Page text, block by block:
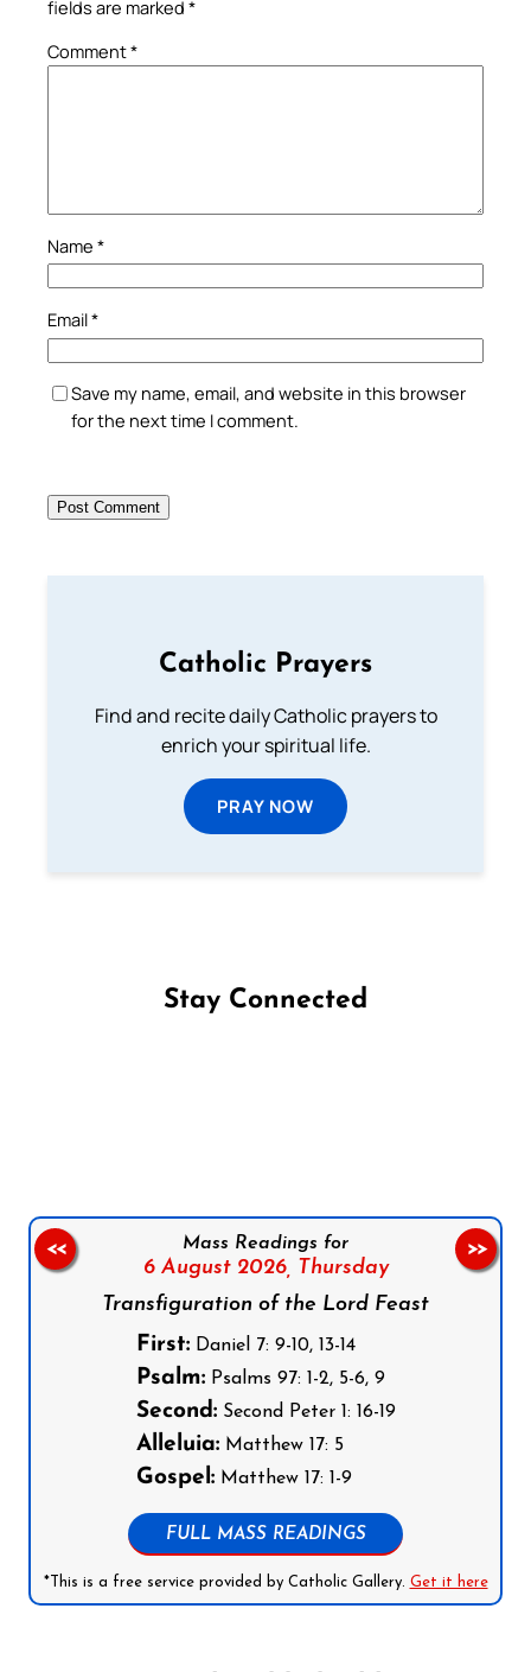
fields are marked *
Comment*
Name *
Email*
Save my name, email, and website in this browser
for the next time I comment.
Catholic Prayers
Find and recite daily Catholic prayers to
enrich your spiritual life.
PRAY NOW
Stay Connected
Mass Readings for
6 August 2026,
Thursday
Transfiguration of the Lord Feast
First:Daniel 7: 9-10, 13-14
Psalm:Psalms 97: 1-2, 5-6, 9
Second:Second Peter 1: 16-19
Alleluia:Matthew 17: 5
Gospel:Matthew 17: 1-9
FULL MASS READINGS
*This is a free service provided by Catholic Gallery. Get it here
<< >>